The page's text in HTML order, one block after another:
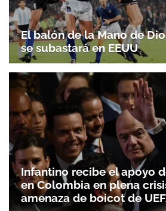
El balón de la Mano de
se subastará en EEUU
Infantino recibe el apoyo
en Colombia en plena
amenaza de boicot de